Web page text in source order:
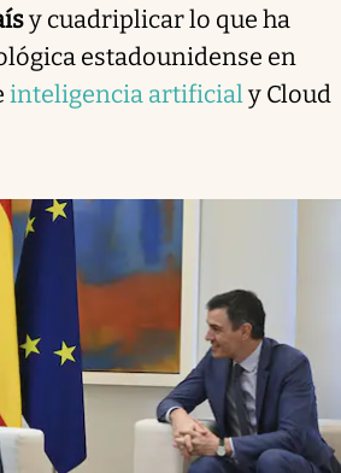
y cuadriplicar lo que ha
estadounidense en
inteligencia artificial y Cloud